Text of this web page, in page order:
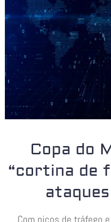
Copa do
“cortina de
Com picos de tráfego